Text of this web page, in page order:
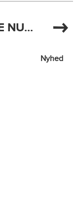
NU...